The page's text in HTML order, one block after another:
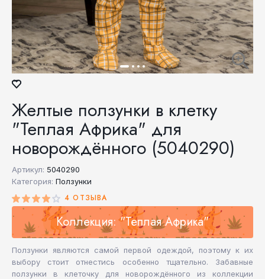
Желтые ползунки в клетку
"Теплая Африка" для
новорождённого (5040290)
Артикул: 5040290
Категория: Ползунки
4 ОТЗЫВА
Коллекция: "Теплая Африка"
Ползунки являются самой первой одеждой, поэтому к их
выбору стоит отнестись особенно тщательно. Забавные
ползунки в клеточку для новорождённого из коллекции